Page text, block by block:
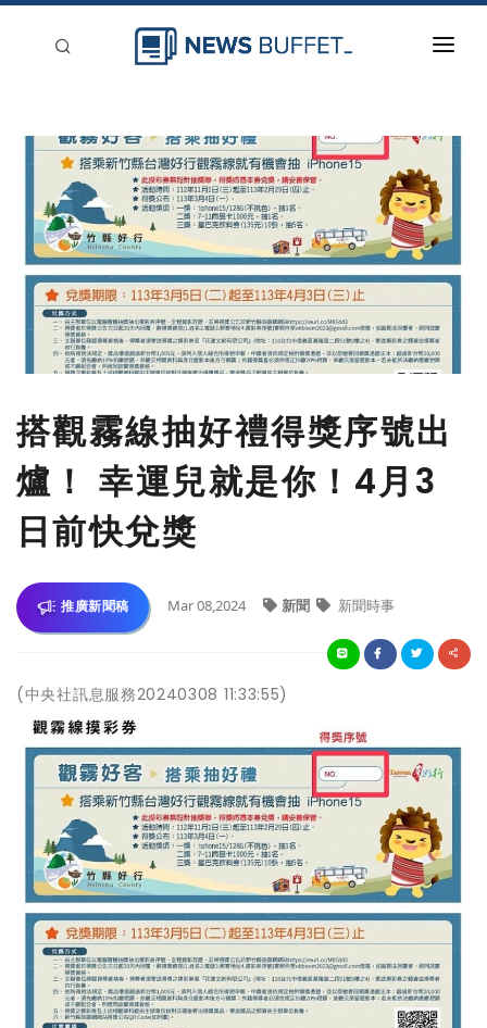
新聞稿分類
登入
刊登
搭觀霧線抽好禮得獎序號出
爐！ 幸運兒就是你！4月3
日前快兌獎
推廣新聞稿 Mar 08,2024 新聞 新聞時事
(中央社訊息服務20240308 11:33:55)